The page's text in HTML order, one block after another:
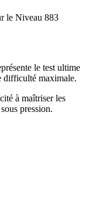
le Niveau 883
le test ultime
difficulté maximale.
à maîtriser les
pression.